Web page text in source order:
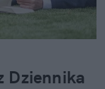
Dziennika